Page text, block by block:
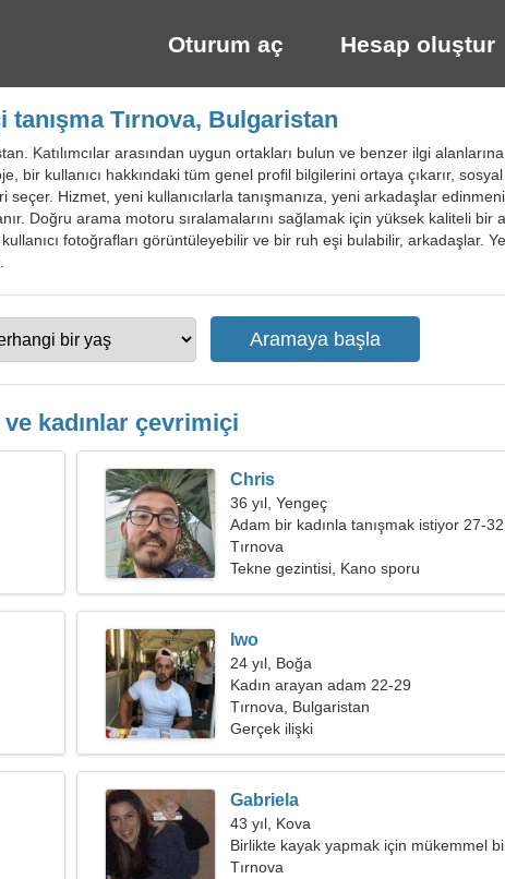
Oturum aç Hesap oluştur
Tırnova, Bulgaristan
Katılımcılar arasından uygun ortakları bulun ve benzer ilgi
bir kullanıcı hakkındaki tüm genel profil bilgilerini ortaya çıkarır,
Hizmet, yeni kullanıcılarla tanışmanıza, yeni arkadaşlar
Doğru arama motoru sıralamalarını sağlamak için yüksek kaliteli bir
fotoğrafları görüntüleyebilir ve bir ruh eşi bulabilir, arkadaşlar.
kadınlar çevrimiçi
Chris
36 yıl, Yengeç
Adam bir kadınla tanışmak istiyor 27-32
Tırnova
Tekne gezintisi, Kano sporu
Iwo
24 yıl, Boğa
Kadın arayan adam 22-29
Tırnova, Bulgaristan
Gerçek ilişki
Gabriela
43 yıl, Kova
Birlikte kayak yapmak için mükemmel
adama ihtiyacım var
Tırnova